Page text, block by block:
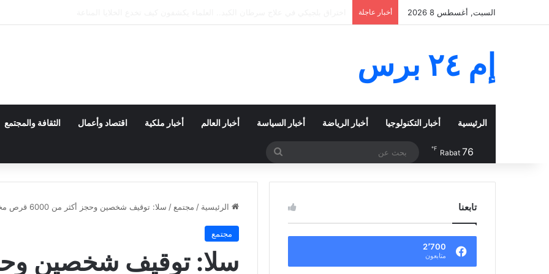
السبت, أغسطس 8 2026 أخبار عاجلة
إم ٢٤ برس
الرئيسية أخبار التكنولوجيا أخبار الرياضة أخبار السياسة أخبار العالم أخبار ملكية اقتصاد وأعمال الثقافة والمجتمع
Rabat 76
℉
بحث
الرئيسية / مجتمع / سلا: توقيف شخصين وحجز أكثر من 6000 قرص مخدر في عملية أمنية محكمة
مجتمع
تابعنا
2٬700
متابعون